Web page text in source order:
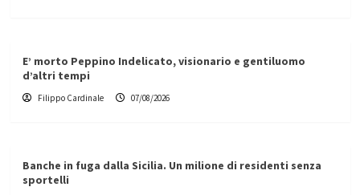
E’ morto Peppino Indelicato, visionario e gentiluomo
d’altri tempi
Filippo Cardinale 07/08/2026
Banche in fuga dalla Sicilia. Un milione di residenti senza
sportelli